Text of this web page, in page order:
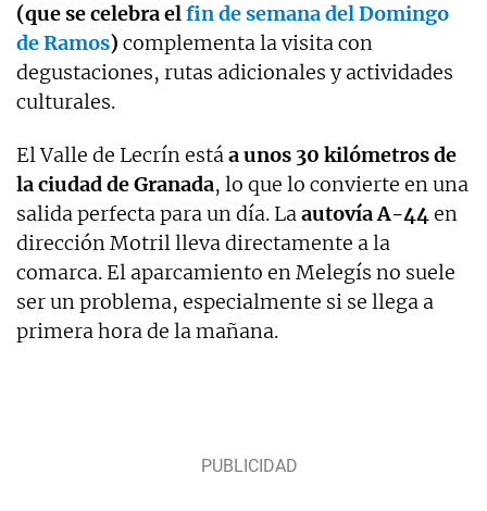
(que se celebra elfin de semana del Domingo
de Ramos) complementa la visita con
degustaciones, rutas adicionales y actividades
culturales.
El Valle de Lecrín estáa unos 30 kilómetros de
la ciudad de Granada, lo que lo convierte en una
salida perfecta para un día. Laautovía A-44en
dirección Motril lleva directamente a la
comarca. El aparcamiento en Melegís no suele
ser un problema, especialmente si se llega a
primera hora de la mañana.